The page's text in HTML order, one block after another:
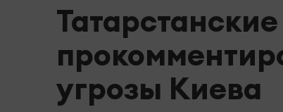
угрозы Киева